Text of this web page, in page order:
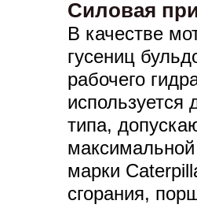
Силовая
В качестве
гусениц
рабочего
используется
типа,
марки
сгорания,